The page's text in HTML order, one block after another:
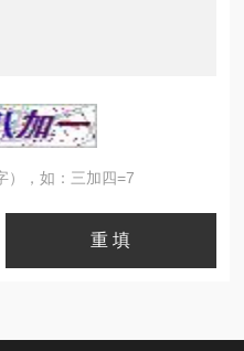
），如：三加四=7